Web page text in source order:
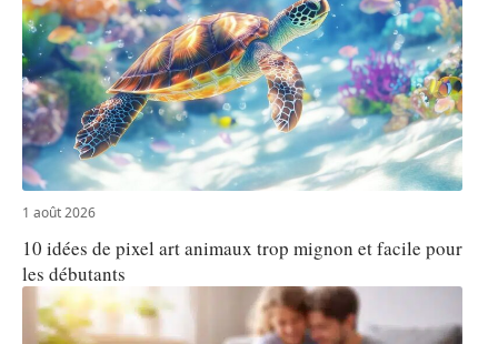
1 août 2026
10 idées de pixel art animaux trop mignon et facile pour
les débutants